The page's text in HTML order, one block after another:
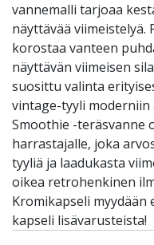
vannemalli tarjoaa
näyttävää
korostaa vanteen
näyttävän viimeisen
suosittu valinta
vintage-tyyli moderniin
Smoothie -teräsvanne
harrastajalle, joka
tyyliä ja laadukasta
oikea retrohenkinen
Kromikapseli myydään
kapseli lisävarusteista!